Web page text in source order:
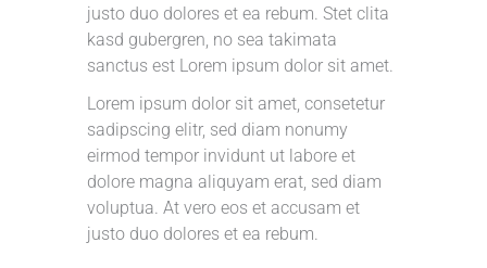
justo duo dolores et ea rebum. Stet clita
kasd gubergren, no sea takimata
sanctus est Lorem ipsum dolor sit amet.
Lorem ipsum dolor sit amet, consetetur
sadipscing elitr, sed diam nonumy
eirmod tempor invidunt ut labore et
dolore magna aliquyam erat, sed diam
voluptua. At vero eos et accusam et
justo duo dolores et ea rebum.